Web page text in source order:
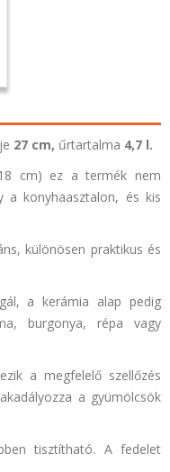
27 cm, űrtartalma 4,7 l.
cm) ez a termék nem
a konyhaasztalon, és kis
különösen praktikus és
a kerámia alap pedig
burgonya, répa vagy
a megfelelő szellőzés
a gyümölcsök
tisztítható. A fedelet